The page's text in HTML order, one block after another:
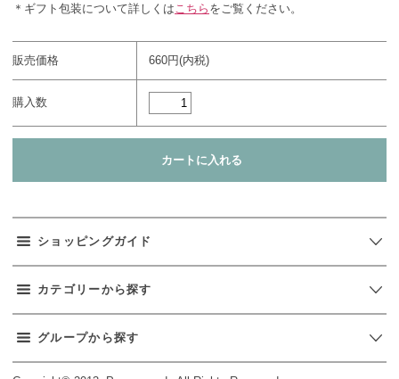
＊ギフト包装について詳しくは こちら をご覧ください。
販売価格 660円(内税)
購入数
ショッピングガイド
カテゴリーから探す
グループから探す